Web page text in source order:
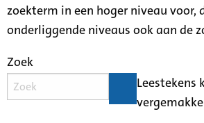
zoekterm in een hoger niveau voor,
onderliggende niveaus ook aan de
Zoek
Leestekens